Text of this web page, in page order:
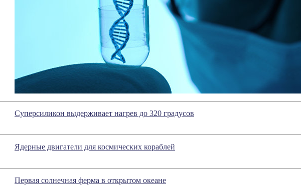
Суперсиликон выдерживает нагрев до 320 градусов
Ядерные двигатели для космических кораблей
Первая солнечная ферма в открытом океане